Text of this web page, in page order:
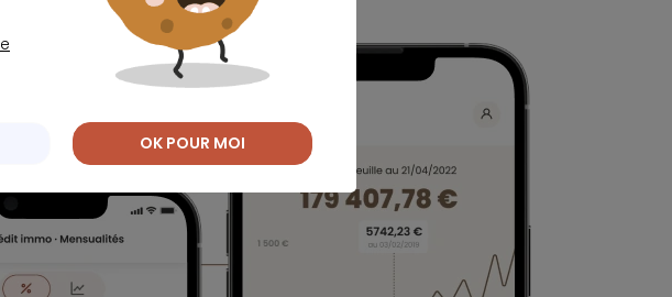
OK POUR MOI